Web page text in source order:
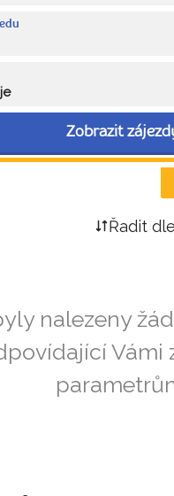
Zobrazit
Řadit dle
nalezeny
Vámi